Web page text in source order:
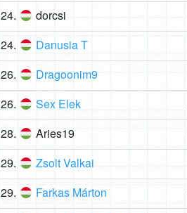
24. dorcsi
24. Danusia T
26. Dragoonim9
26. Sex Elek
28. Aries19
29. Zsolt Valkai
29. Farkas Márton